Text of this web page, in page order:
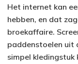
Het internet kan
hebben, en dat
broekaffaire.
paddenstoelen uit
simpel kledingstuk